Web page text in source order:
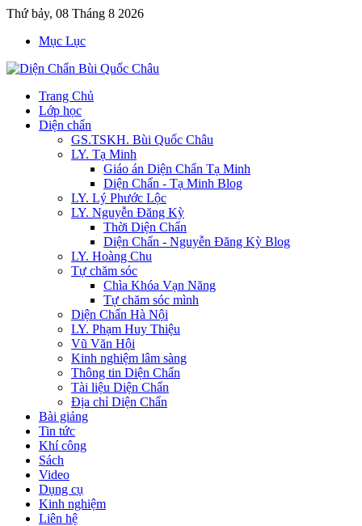
Thứ bảy, 08 Tháng 8 2026
Mục Lục
Trang Chủ
Lớp học
Diện chẩn
GS.TSKH. Bùi Quốc Châu
LY. Tạ Minh
Giáo án Diện Chẩn Tạ Minh
Diện Chẩn - Tạ Minh Blog
LY. Lý Phước Lộc
LY. Nguyễn Đăng Kỳ
Thời Diện Chẩn
Diện Chẩn - Nguyễn Đăng Kỳ Blog
LY. Hoàng Chu
Tự chăm sóc
Chìa Khóa Vạn Năng
Tự chăm sóc mình
Diện Chẩn Hà Nội
LY. Phạm Huy Thiệu
Vũ Văn Hội
Kinh nghiệm lâm sàng
Thông tin Diện Chẩn
Tài liệu Diện Chẩn
Địa chỉ Diện Chẩn
Bài giảng
Tin tức
Khí công
Sách
Video
Dụng cụ
Kinh nghiệm
Liên hệ